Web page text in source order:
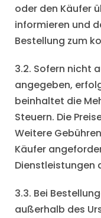
oder den Käufer
informieren und
Bestellung zum
3.2. Sofern nicht
angegeben,
beinhaltet die
Steuern. Die
Weitere
Käufer
Dienstleistungen
3.3. Bei
außerhalb des